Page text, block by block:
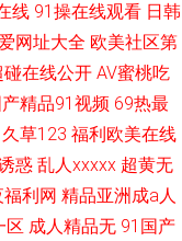
线 91操在线观看 日韩
网址大全 欧美社区第
碰在线公开 AV蜜桃吃
精品91视频 69热最
久草123 福利欧美在线
惑 乱人xxxxx 超黄无
利网 精品亚洲成a人
区 成人精品无 91国产